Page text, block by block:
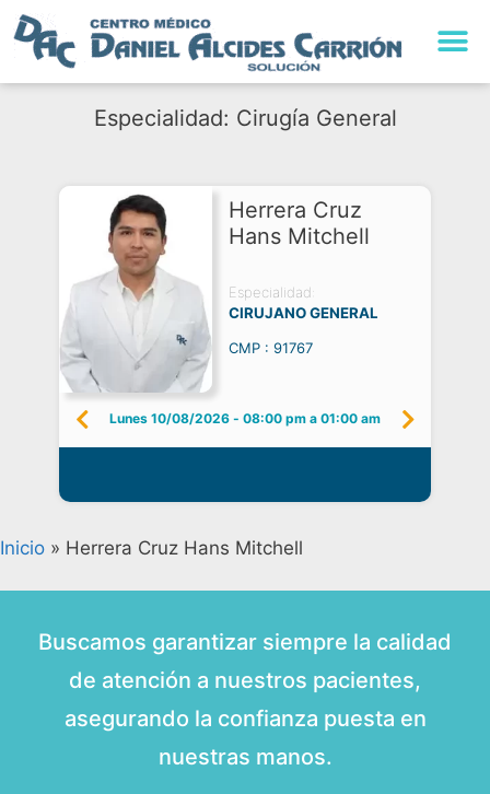
Especialidad: Cirugía General
Herrera Cruz
Hans Mitchell
Especialidad:
CIRUJANO GENERAL
CMP : 91767
Lunes 10/08/2026 - 08:00 pm a 01:00 am
Inicio » Herrera Cruz Hans Mitchell
Buscamos garantizar siempre la calidad
de atención a nuestros pacientes,
asegurando la confianza puesta en
nuestras manos.